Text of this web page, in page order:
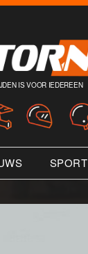
IS VOOR IEDEREEN
SPORT